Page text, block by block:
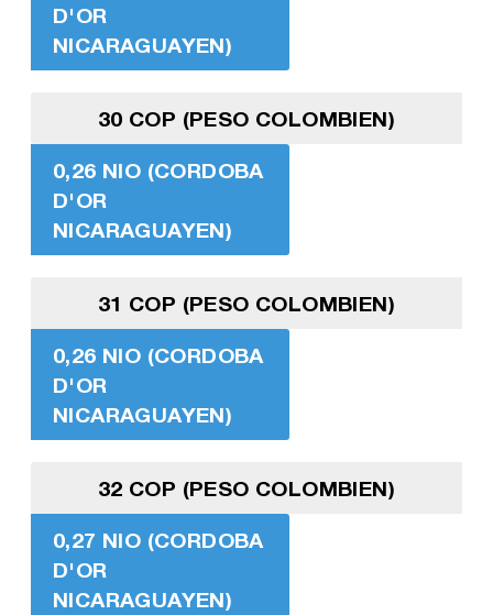
D'OR
NICARAGUAYEN)
30 COP (PESO COLOMBIEN)
0,26 NIO (CORDOBA
D'OR
NICARAGUAYEN)
31 COP (PESO COLOMBIEN)
0,26 NIO (CORDOBA
D'OR
NICARAGUAYEN)
32 COP (PESO COLOMBIEN)
0,27 NIO (CORDOBA
D'OR
NICARAGUAYEN)